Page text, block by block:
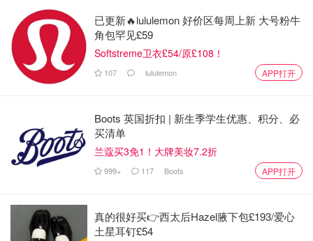
已更新🔥lululemon 好价区每周上新 大号粉牛
角包罕见£59
Softstreme卫衣£54/原£108！
107 lululemon APP打开
Boots 英国折扣 | 新生季学生优惠、积分、必
买清单
兰蔻买3免1！大牌美妆7.2折
999+ 117 Boots APP打开
真的很好买👉西太后Hazel腋下包£193/爱心
土星耳钉£54